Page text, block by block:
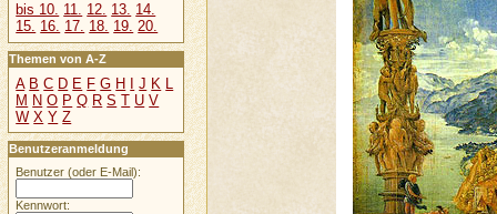
bis 10. 11. 12. 13. 14.
15. 16. 17. 18. 19. 20.
Themen von A-Z
A B C D E F G H I J K L
M N O P Q R S T U V
W X Y Z
Benutzeranmeldung
Benutzer (oder E-Mail):
Kennwort: